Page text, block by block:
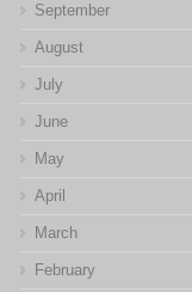
September
August
July
June
May
April
March
February